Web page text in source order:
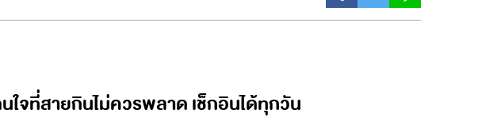
ใจที่สายกินไม่ควรพลาด เช็กอินได้ทุกวัน